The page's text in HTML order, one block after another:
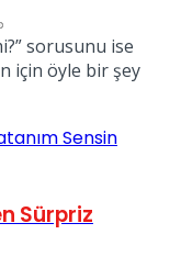
sorusunu ise
için öyle bir şey
Sensin
Sürpriz